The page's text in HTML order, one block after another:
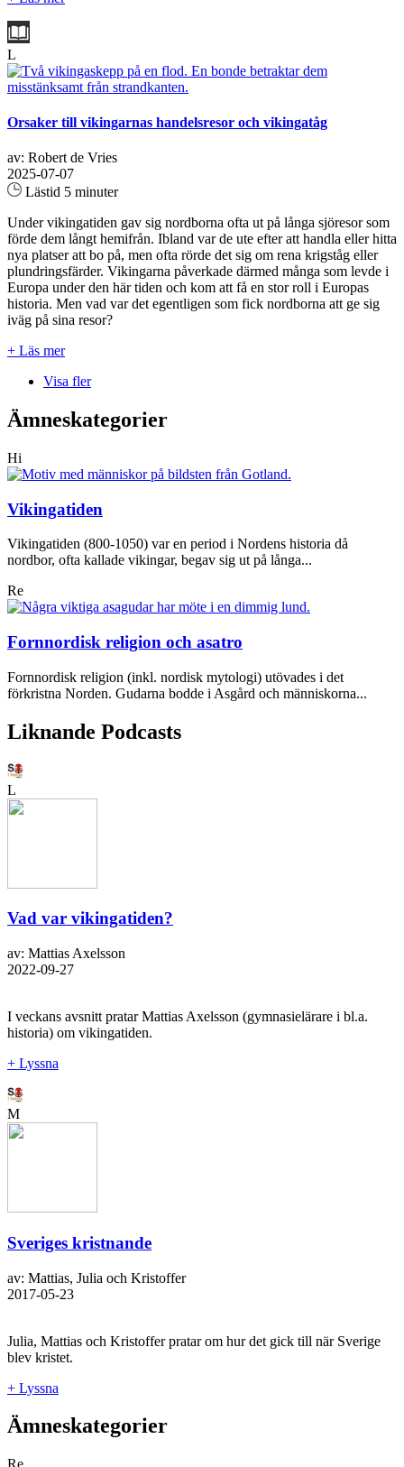
L
Orsaker till vikingarnas handelsresor och vikingatåg
av: Robert de Vries
2025-07-07
Lästid 5 minuter
Under vikingatiden gav sig nordborna ofta ut på långa sjöresor som
förde dem långt hemifrån. Ibland var de ute efter att handla eller hitta
nya platser att bo på, men ofta rörde det sig om rena krigståg eller
plundringsfärder. Vikingarna påverkade därmed många som levde i
Europa under den här tiden och kom att få en stor roll i Europas
historia. Men vad var det egentligen som fick nordborna att ge sig
iväg på sina resor?
+ Läs mer
Visa fler
Ämneskategorier
Hi
Vikingatiden
Vikingatiden (800-1050) var en period i Nordens historia då
nordbor, ofta kallade vikingar, begav sig ut på långa...
Re
Fornnordisk religion och asatro
Fornnordisk religion (inkl. nordisk mytologi) utövades i det
förkristna Norden. Gudarna bodde i Asgård och människorna...
Liknande Podcasts
L
Vad var vikingatiden?
av: Mattias Axelsson
2022-09-27
I veckans avsnitt pratar Mattias Axelsson (gymnasielärare i bl.a.
historia) om vikingatiden.
+ Lyssna
M
Sveriges kristnande
av: Mattias, Julia och Kristoffer
2017-05-23
Julia, Mattias och Kristoffer pratar om hur det gick till när Sverige
blev kristet.
+ Lyssna
Ämneskategorier